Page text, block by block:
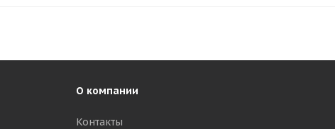
О компании
Контакты